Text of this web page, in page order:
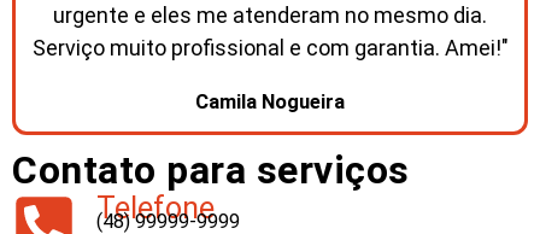
urgente e eles me atenderam no mesmo dia.
Serviço muito profissional e com garantia. Amei!"
Camila Nogueira
Contato para serviços
Telefone
(48) 99999-9999